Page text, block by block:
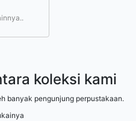
koleksi kami
banyak pengunjung perpustakaan.